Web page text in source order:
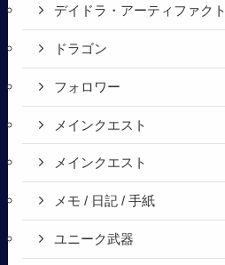
デイドラ・アーティファクト
ドラゴン
フォロワー
メインクエスト
メインクエスト
メモ / 日記 / 手紙
ユニーク武器